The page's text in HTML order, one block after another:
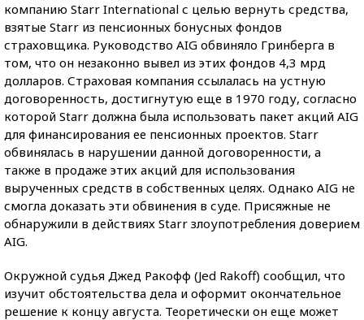
компанию Starr International с целью вернуть средства,
взятые Starr из пенсионных бонусных фондов
страховщика. Руководство AIG обвиняло Гринберга в
том, что он незаконно вывел из этих фондов 4,3 мрд
долларов. Страховая компания ссылалась на устную
договоренность, достигнутую еще в 1970 году, согласно
которой Starr должна была использовать пакет акций AIG
для финансирования ее пенсионных проектов. Starr
обвинялась в нарушении данной договоренности, а
также в продаже этих акций для использования
вырученных средств в собственных целях. Однако AIG не
смогла доказать эти обвинения в суде. Присяжные не
обнаружили в действиях Starr злоупотребления доверием
AIG.
Окружной судья Джед Ракофф (Jed Rakoff) сообщил, что
изучит обстоятельства дела и оформит окончательное
решение к концу августа. Теоретически он еще может